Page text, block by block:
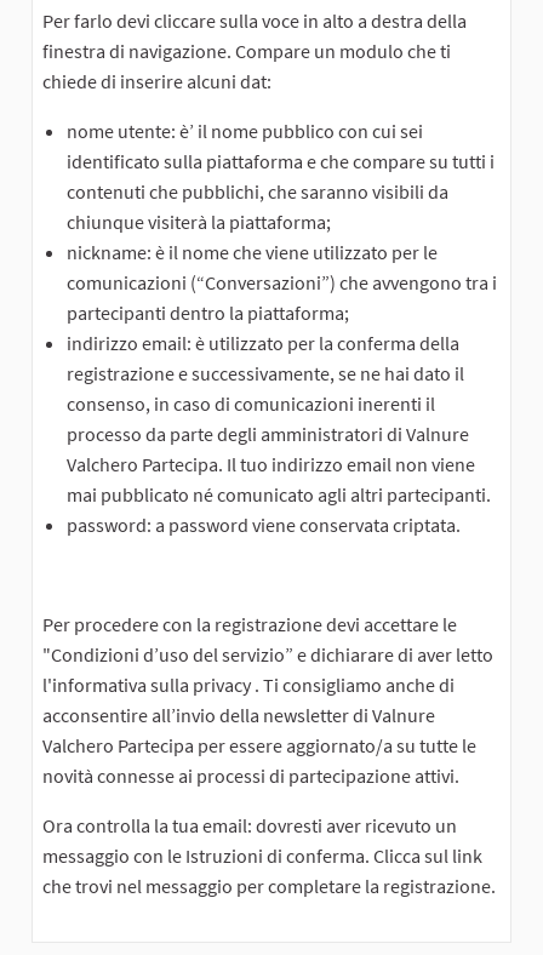
Per farlo devi cliccare sulla voce in alto a destra della
finestra di navigazione. Compare un modulo che ti
chiede di inserire alcuni dat:
nome utente: è’ il nome pubblico con cui sei
identificato sulla piattaforma e che compare su tutti i
contenuti che pubblichi, che saranno visibili da
chiunque visiterà la piattaforma;
nickname: è il nome che viene utilizzato per le
comunicazioni (“Conversazioni”) che avvengono tra i
partecipanti dentro la piattaforma;
indirizzo email: è utilizzato per la conferma della
registrazione e successivamente, se ne hai dato il
consenso, in caso di comunicazioni inerenti il
processo da parte degli amministratori di Valnure
Valchero Partecipa. Il tuo indirizzo email non viene
mai pubblicato né comunicato agli altri partecipanti.
password: a password viene conservata criptata.
Per procedere con la registrazione devi accettare le
"Condizioni d’uso del servizio” e dichiarare di aver letto
l'informativa sulla privacy . Ti consigliamo anche di
acconsentire all’invio della newsletter di Valnure
Valchero Partecipa per essere aggiornato/a su tutte le
novità connesse ai processi di partecipazione attivi.
Ora controlla la tua email: dovresti aver ricevuto un
messaggio con le Istruzioni di conferma. Clicca sul link
che trovi nel messaggio per completare la registrazione.